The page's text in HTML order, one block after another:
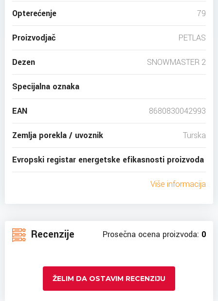
Opterećenje 79
Proizvodjač PETLAS
Dezen SNOWMASTER 2
Specijalna oznaka
EAN 8680830042993
Zemlja porekla / uvoznik Turska
Evropski registar energetske efikasnosti proizvoda
Više informacija
Recenzije Prosečna ocena proizvoda: 0
ŽELIM DA OSTAVIM RECENZIJU